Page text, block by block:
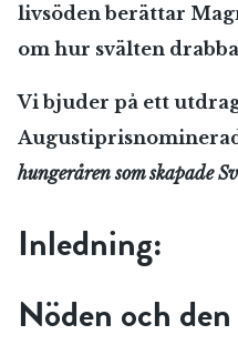
livsöden berättar
om hur svälten
Vi bjuder på ett
hungeråren som skapade
Inledning:
Nöden och